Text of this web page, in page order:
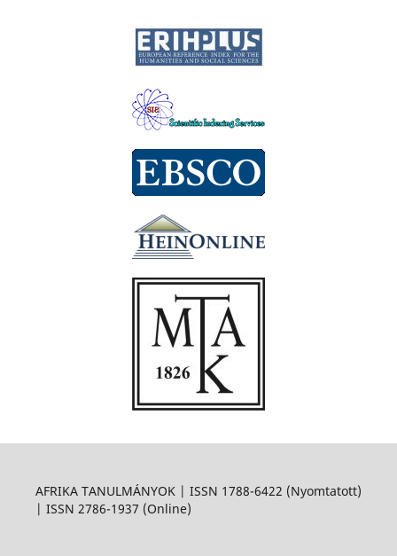
AFRIKA TANULMÁNYOK | ISSN 1788-6422 (Nyomtatott)
| ISSN 2786-1937 (Online)